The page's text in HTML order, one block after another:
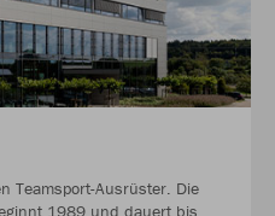
Teamsport-Ausrüster. Die
1989 und dauert bis